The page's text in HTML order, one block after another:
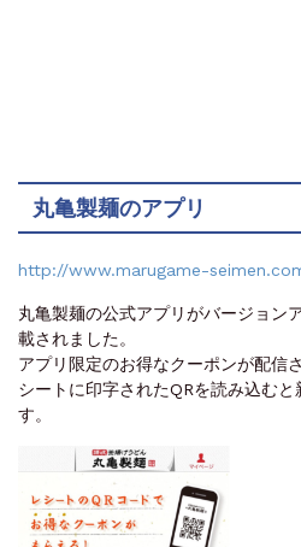
丸亀製麺のアプリ
http://www.marugame-
丸亀製麺の公式アプリがバージョン
載されました。
アプリ限定のお得なクーポンが配信
シートに印字されたQRを読み込む
す。